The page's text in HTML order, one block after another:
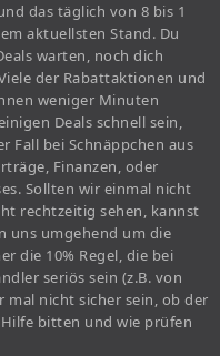
das täglich von 8 bis 1
aktuellsten Stand. Du
warten, noch dich
der Rabattaktionen und
weniger Minuten
Deals schnell sein,
Fall bei Schnäppchen aus
Finanzen, oder
Sollten wir einmal nicht
rechtzeitig sehen, kannst
uns umgehend um die
die 10% Regel, die bei
seriös sein (z.B. von
mal nicht sicher sein, ob der
bitten und wie prüfen